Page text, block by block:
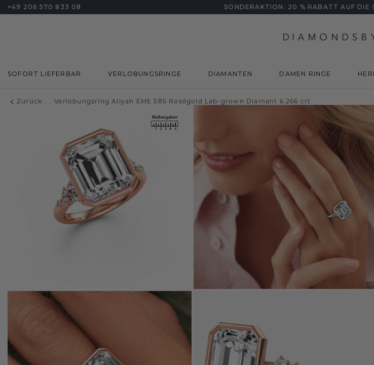
+49 206 570 833 08 SONDERAKTION: 20 % RABATT AUF DIE
SOFORT LIEFERBAR VERLOBUNGSRINGE DIAMANTEN DAMEN RINGE
Zurück Verlobungsring Aliyah EME 585 Roségold Lab-grown Diamant 6.266 crt